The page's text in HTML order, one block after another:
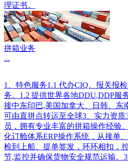
理证书。
拼箱业务
...
1、特色服务1.1 代办CIQ、报关报
务。1.2 提供世界各地DDU,DDP服
接中东印巴,美国加拿大、日韩、东
可由直拼点转运至全球3、实力资质
员，拥有专业丰富的拼箱操作经验
化订舱体系ERP操作系统，从接单
检到上船、提单签发，环环相扣，
节,监控并确保货物安全规范运输。